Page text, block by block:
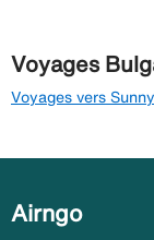
Voyages
Voyages vers
Airngo